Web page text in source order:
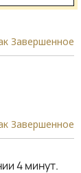
Завершенное
Завершенное
4 минут.